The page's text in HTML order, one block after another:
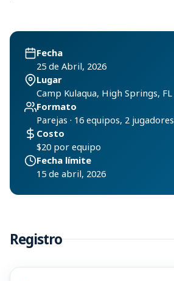
Fecha
25 de Abril, 2026
Lugar
Camp Kulaqua, High Springs, FL
Formato
Parejas · 16 equipos, 2 jugadores
Costo
$20 por equipo
Fecha límite
15 de abril, 2026
Registro